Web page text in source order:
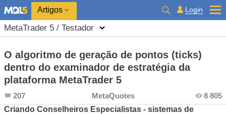
Artigos Login
MetaTrader 5 / Testador
O algoritmo de geração de pontos (ticks)
dentro do examinador de estratégia da
plataforma MetaTrader 5
207 MetaQuotes
8 805
Criando Conselheiros Especialistas - sistemas de